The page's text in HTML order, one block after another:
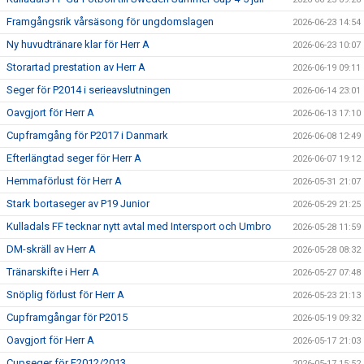
Framgångsrik vårsäsong för ungdomslagen 2026-06-23 14:54
Ny huvudtränare klar för Herr A 2026-06-23 10:07
Storartad prestation av Herr A 2026-06-19 09:11
Seger för P2014 i serieavslutningen 2026-06-14 23:01
Oavgjort för Herr A 2026-06-13 17:10
Cupframgång för P2017 i Danmark 2026-06-08 12:49
Efterlängtad seger för Herr A 2026-06-07 19:12
Hemmaförlust för Herr A 2026-05-31 21:07
Stark bortaseger av P19 Junior 2026-05-29 21:25
Kulladals FF tecknar nytt avtal med Intersport och Umbro 2026-05-28 11:59
DM-skräll av Herr A 2026-05-28 08:32
Tränarskifte i Herr A 2026-05-27 07:48
Snöplig förlust för Herr A 2026-05-23 21:13
Cupframgångar för P2015 2026-05-19 09:32
Oavgjort för Herr A 2026-05-17 21:03